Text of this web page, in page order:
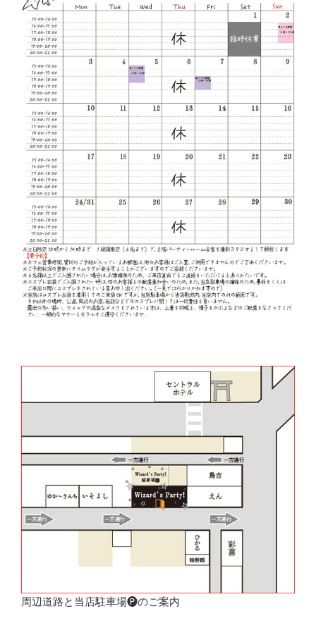
周辺道路と当店駐車場🅟のご案内